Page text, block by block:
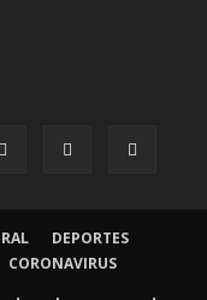
DEPORTES
CORONAVIRUS